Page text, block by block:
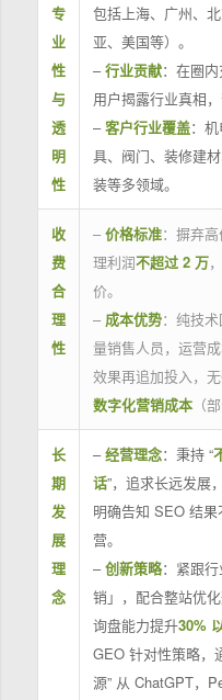
专
业
性
与
透
明
性
包括上海、广州、
亚、美国等）。
–行业贡献：在圈
用户揭露行业真相
–客户行业覆盖：
具、阀门、装修建
装等多领域。
收
费
合
理
性
– 价格标准：摒弃
理利润不超过 2 万
价。
– 成本优势：纯技
量销售人员，运营
效果再追加投入，
数字化营销成本（
长
期
发
展
理
念
–经营理念：秉持 “
话”，追求长远发展
明确告知 SEO 结
营。
–创新策略：紧跟
销」，配合整站优
询盘能力提升30%
GEO 针对性策略，
源” 从 ChatGPT，